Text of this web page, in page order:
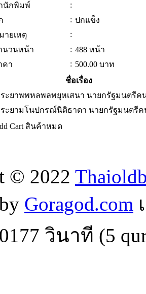
นักพิมพ์
:
: ปกแข็ง
ายเหตุ
:
นวนหน้า
: 488 หน้า
คา
: 500.00 บาท
ชื่อเรื่อง
ะยาพพหลพลพยุหเสนา นายกรัฐมนตรีค
ะยามโนปกรณ์นิติธาดา นายกรัฐมนตรี
Cart สินค้าหมด
© 2022
Goragod.com
วินาที (5